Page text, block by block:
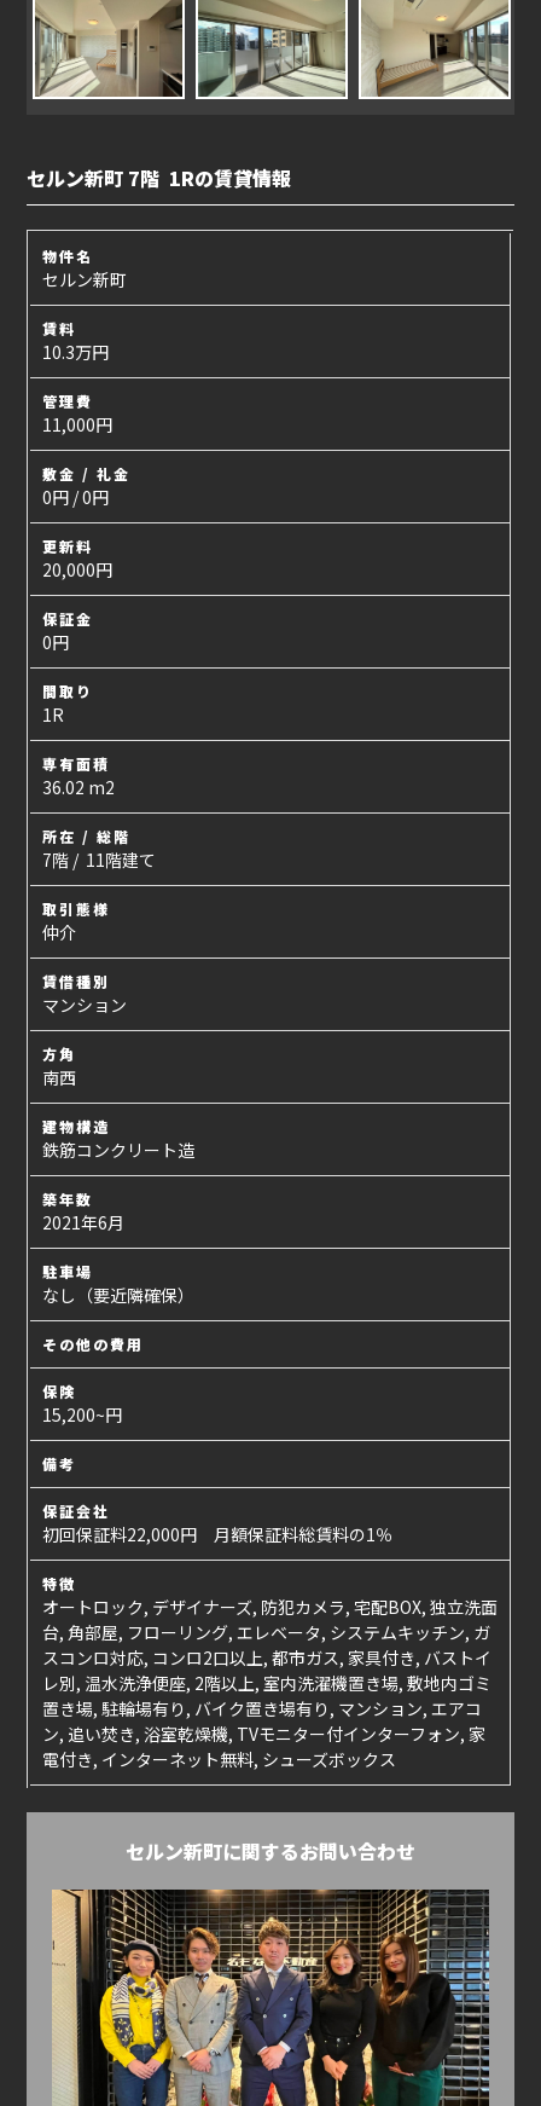
セルン新町 7階 1Rの賃貸情報
物件名
セルン新町
賃料
10.3万円
管理費
11,000円
敷金 / 礼金
0円 / 0円
更新料
20,000円
保証金
0円
間取り
1R
専有面積
36.02 m2
所在 / 総階
7階 / 11階建て
取引態様
仲介
賃借種別
マンション
方角
南西
建物構造
鉄筋コンクリート造
築年数
2021年6月
駐車場
なし（要近隣確保）
その他の費用
保険
15,200~円
備考
保証会社
初回保証料22,000円 月額保証料総賃料の1％
特徴
オートロック, デザイナーズ, 防犯カメラ, 宅配BOX, 独立洗面
台, 角部屋, フローリング, エレベータ, システムキッチン, ガ
スコンロ対応, コンロ2口以上, 都市ガス, 家具付き, バストイ
レ別, 温水洗浄便座, 2階以上, 室内洗濯機置き場, 敷地内ゴミ
置き場, 駐輪場有り, バイク置き場有り, マンション, エアコ
ン, 追い焚き, 浴室乾燥機, TVモニター付インターフォン, 家
電付き, インターネット無料, シューズボックス
セルン新町に関するお問い合わせ